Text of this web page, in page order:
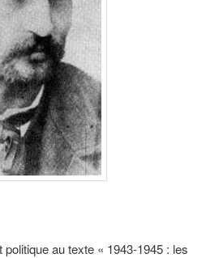
politique au texte « 1943-1945 : les